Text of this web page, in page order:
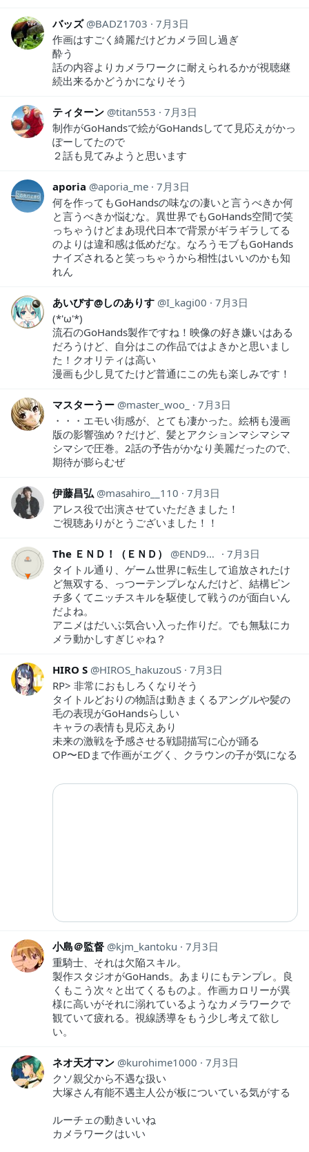
バッズ BADZ1703
7月3日
作画はすごく綺麗だけどカメラ回し過ぎ
酔う
話の内容よりカメラワークに耐えられるかが視聴継
続出来るかどうかになりそう
ティターン titan553
7月3日
制作がGoHandsで絵がGoHandsしてて見応えがかっ
ぽーしてたので
２話も見てみようと思います
aporia aporia_me 7月3日
何を作ってもGoHandsの味なの凄いと言うべきか何
と言うべきか悩むな。異世界でもGoHands空間で笑
っちゃうけどまあ現代日本で背景がギラギラしてる
のよりは違和感は低めだな。なろうモブもGoHands
ナイズされると笑っちゃうから相性はいいのかも知
れん
あいびす@しのありす I_kagi00
7月3日
(*'ω'*)
流石のGoHands製作ですね！映像の好き嫌いはある
だろうけど、自分はこの作品ではよきかと思いまし
た！クオリティは高い
漫画も少し見てたけど普通にこの先も楽しみです！
マスターうー master_woo_
7月3日
・・・エモい街感が、とても凄かった。絵柄も漫画
版の影響強め？だけど、髪とアクションマシマシマ
シマシで圧巻。2話の予告がかなり美麗だったので、
期待が膨らむぜ
伊藤昌弘 masahiro__110
7月3日
アレス役で出演させていただきました！
ご視聴ありがとうございました！！
The ＥＮＤ！（ＥＮＤ） END9999
7月3日
タイトル通り、ゲーム世界に転生して追放されたけ
ど無双する、っつーテンプレなんだけど、結構ピン
チ多くてニッチスキルを駆使して戦うのが面白いん
だよね。
アニメはだいぶ気合い入った作りだ。でも無駄にカ
メラ動かしすぎじゃね？
HIRO S HIROS_hakuzouS 7月3日
RP> 非常におもしろくなりそう
タイトルどおりの物語は動きまくるアングルや髪の
毛の表現がGoHandsらしい
キャラの表情も見応えあり
未来の激戦を予感させる戦闘描写に心が踊る
OP〜EDまで作画がエグく、クラウンの子が気になる
小島＠監督 kjm_kantoku
7月3日
重騎士、それは欠陥スキル。
製作スタジオがGoHands。あまりにもテンプレ。良
くもこう次々と出てくるものよ。作画カロリーが異
様に高いがそれに溺れているようなカメラワークで
観ていて疲れる。視線誘導をもう少し考えて欲し
い。
ネオ天才マン kurohime1000
7月3日
クソ親父から不遇な扱い
大塚さん有能不遇主人公が板についている気がする
ルーチェの動きいいね
カメラワークはいい